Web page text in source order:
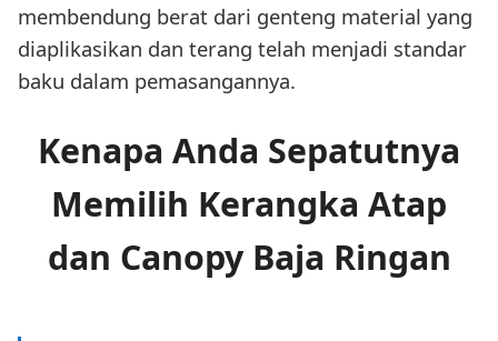
membendung berat dari genteng material yang
diaplikasikan dan terang telah menjadi standar
baku dalam pemasangannya.
Kenapa Anda Sepatutnya
Memilih Kerangka Atap
dan Canopy Baja Ringan